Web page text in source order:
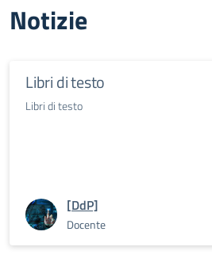
Notizie
Libri di testo
Libri di testo
[DdP]
Docente